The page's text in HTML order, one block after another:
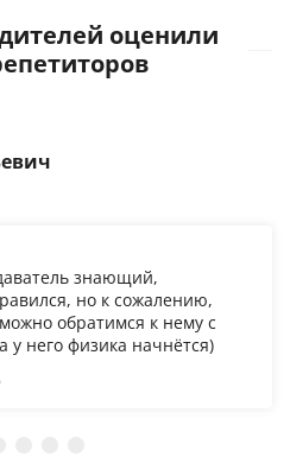
оценили
знающий,
но к сожалению,
обратимся к нему с
у него физика начнётся)